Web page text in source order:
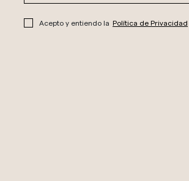
Acepto y entiendo la Política de Privacidad